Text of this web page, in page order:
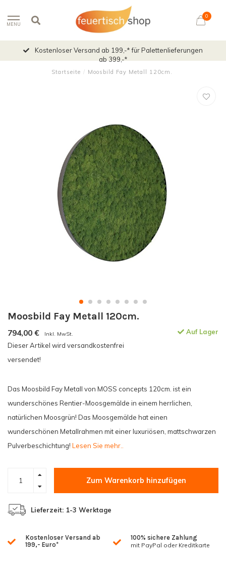
MENU
0
Kostenloser Versand ab 199,-* für Palettenlieferungen
ab 399,-*
Startseite / Moosbild Fay Metall 120cm.
Moosbild Fay Metall 120cm.
794,00 € Inkl. MwSt.
Dieser Artikel wird versandkostenfrei
versendet!
Auf Lager
Das Moosbild Fay Metall von MOSS concepts 120cm. ist ein
wunderschönes Rentier-Moosgemälde in einem herrlichen,
natürlichen Moosgrün! Das Moosgemälde hat einen
wunderschönen Metallrahmen mit einer luxuriösen, mattschwarzen
Pulverbeschichtung! Lesen Sie mehr..
Zum Warenkorb hinzufügen
Lieferzeit: 1-3 Werktage
Kostenloser Versand ab
199,- Euro*
100% sichere Zahlung
mit PayPal oder Kreditkarte